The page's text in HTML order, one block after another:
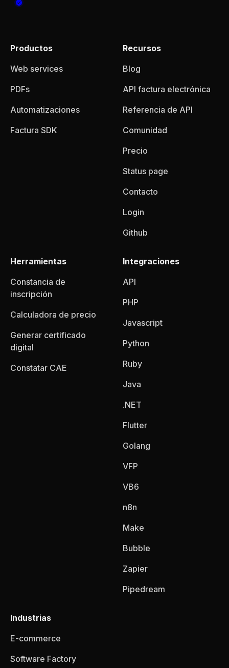
Productos
Web services
PDFs
Automatizaciones
Factura SDK
Recursos
Blog
API factura electrónica
Referencia de API
Comunidad
Precio
Status page
Contacto
Login
Github
Herramientas
Constancia de
inscripción
Calculadora de precio
Generar certificado
digital
Constatar CAE
Integraciones
API
PHP
Javascript
Python
Ruby
Java
.NET
Flutter
Golang
VFP
VB6
n8n
Make
Bubble
Zapier
Pipedream
Industrias
E-commerce
Software Factory